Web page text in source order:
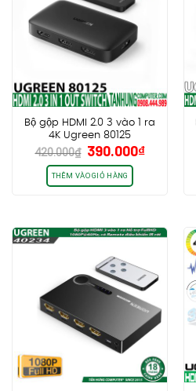
Bộ gộp HDMI 2.0 3 vào 1 ra
4K Ugreen 80125
420.000₫ Giá
gốc
là:
420.000₫.
390.000₫Giá
THÊM VÀO GIỎ HÀNG